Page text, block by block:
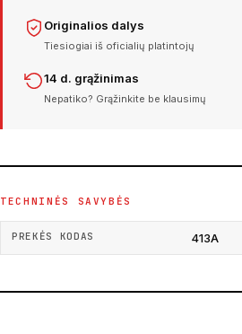
Originalios dalys
Tiesiogiai iš oficialių platintojų
14 d. grąžinimas
Nepatiko? Grąžinkite be klausimų
TECHNINĖS SAVYBĖS
PREKĖS KODAS 413A